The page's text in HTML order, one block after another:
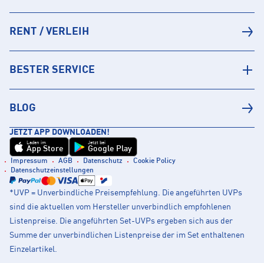
RENT / VERLEIH
BESTER SERVICE
BLOG
JETZT APP DOWNLOADEN!
Laden im
App Store
Jetzt bei
Google Play
Impressum AGB Datenschutz
Cookie Policy
Datenschutzeinstellungen
*UVP = Unverbindliche Preisempfehlung. Die angeführten UVPs
sind die aktuellen vom Hersteller unverbindlich empfohlenen
Listenpreise. Die angeführten Set-UVPs ergeben sich aus der
Summe der unverbindlichen Listenpreise der im Set enthaltenen
Einzelartikel.